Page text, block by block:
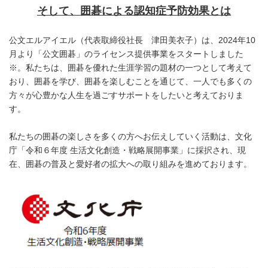
そして、囲碁による認知症予防効果とは
公文エルアイエル（代表取締役社長 津田美衣子）は、2024年10
月より「公文囲碁」のライセンス提供事業をスタートしました
※。私たちは、囲碁を優れた生涯学習の題材の一つとして考えて
おり、囲碁を学び、囲碁を楽しむことを通じて、一人でも多くの
方々が心豊かな人生を過ごすサポートをしたいと考えておりま
す。
私たちの囲碁の楽しさを多くの方へお伝えしていく活動は、文化
庁「令和６年度 生活文化創造・戦略展開事業」に採択され、現
在、囲碁の普及と愛好者の拡大への取り組みを進めております。